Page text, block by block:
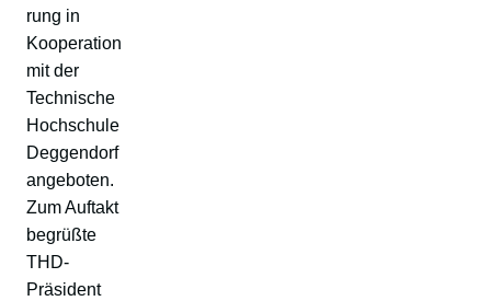
rung in
Kooperation
mit der
Technische
Hochschule
Deggendorf
angeboten.
Zum Auftakt
begrüßte
THD-
Präsident